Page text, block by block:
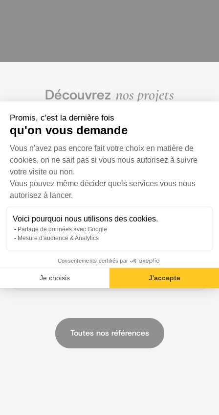
Promis, c'est la dernière fois
qu'on vous demande
Plateforme de Gestion du
Vous n'avez pas encore fait votre choix en matière de
cookies, on ne sait pas si vous nous autorisez à suivre
votre visite ou non.
Vous pouvez même décider quels services vous nous
autorisez à lancer.
Voici pourquoi nous utilisons des cookies.
Partage de données avec Google
Mesure d'audience & Analytics
Consentements certifiés par
Je choisis J'accepte
Découvrez nos projets
Artone
CRÉATION/REFONTE SITE INTERNET / FORMATIONS / IMMO ET
èggo
SEO / RÉSEAUX SOCIAUX / STRATÉGIE DIGITALE
FORMY
ARTISANAT ET PRODUITS LOCAUX / AUDIT SEO / E-COMMERCE /
FORMATIONS / RÉFÉRENCEMENT NATUREL SEO
Blog okey.be
CRÉATION/REFONTE SITE INTERNET / RÉFÉRENCEMENT NATUREL
SEO / SITE INTERNET VITRINE
Toutes nos références